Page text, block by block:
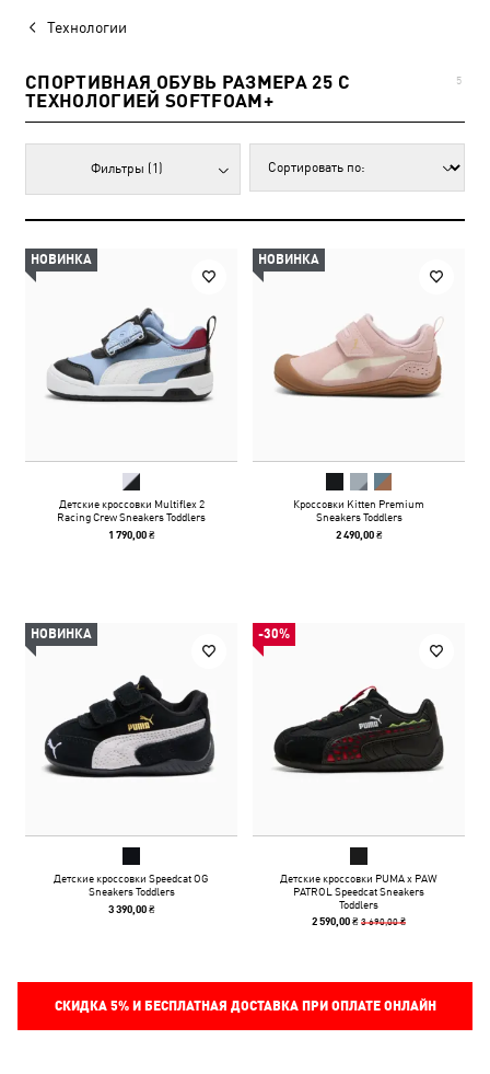
Технологии
СПОРТИВНАЯ ОБУВЬ РАЗМЕРА 25 С
ТЕХНОЛОГИЕЙ SOFTFOAM+
5
Фильтры (1)
НОВИНКА
Детские кроссовки Multiflex 2
Racing Crew Sneakers Toddlers
1 790,00 ₴
НОВИНКА
Кроссовки Kitten Premium
Sneakers Toddlers
2 490,00 ₴
НОВИНКА
Детские кроссовки Speedcat OG
Sneakers Toddlers
3 390,00 ₴
-30%
Детские кроссовки PUMA x PAW
PATROL Speedcat Sneakers
Toddlers
2 590,00 ₴3 690,00 ₴
СКИДКА 5%И БЕСПЛАТНАЯ ДОСТАВКА ПРИ ОПЛАТЕ ОНЛАЙН